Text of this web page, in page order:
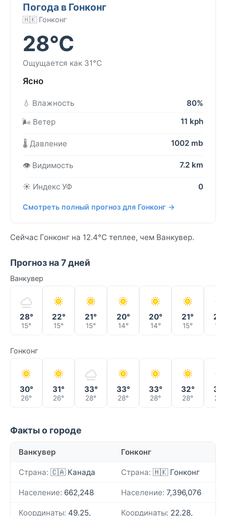
Погода в Гонконг
🇭🇰 Гонконг
28°C
Ощущается как 31°C
Ясно
💧 Влажность
80%
🌬️ Ветер
11 kph
🌡️ Давление 1002 mb
👁️ Видимость 7.2 km
☀️ Индекс УФ 0
Смотреть полный прогноз для Гонконг →
Сейчас Гонконг на 12.4°C теплее, чем Ванкувер.
Прогноз на 7 дней
Ванкувер
28°
15°
22°
15°
21°
15°
20°
14°
20°
14°
21°
15° 16°
Гонконг
30°
26°
31°
26°
33°
28°
33°
28°
33°
28°
32°
28° 28°
Факты о городе
Ванкувер Гонконг
Страна: 🇨🇦 Канада Страна: 🇭🇰 Гонконг
Население: 662,248 Население: 7,396,076
Координаты: 49.25, Координаты: 22.28,